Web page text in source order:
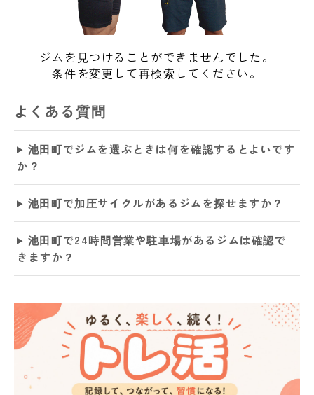
ジムを見つけることができませんでした。
条件を変更して再検索してください。
よくある質問
池田町でジムを選ぶときは何を確認するとよいです
か？
池田町で加圧サイクルがあるジムを探せますか？
池田町で24時間営業や駐車場があるジムは確認で
きますか？